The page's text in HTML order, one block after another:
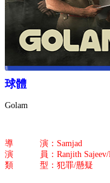
球體
Golam
導 演：Samjad
演 員：Ranjith Sajeev/
類 型：犯罪/懸疑